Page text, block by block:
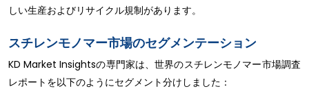
しい生産およびリサイクル規制があります。
スチレンモノマー市場のセグメンテーション
KD Market Insightsの専門家は、世界のスチレンモノマー市場調査
レポートを以下のようにセグメント分けしました：